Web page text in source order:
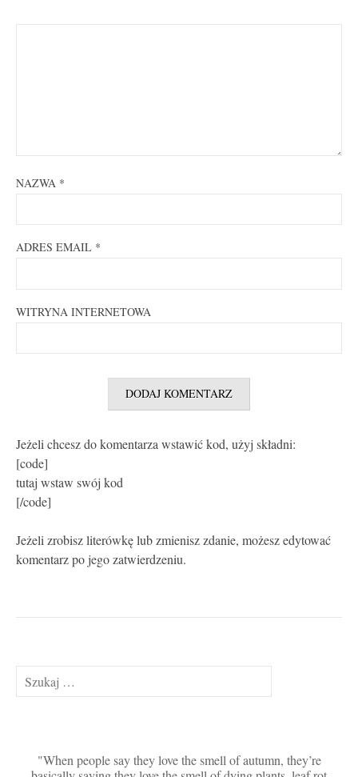
NAZWA *
ADRES EMAIL *
WITRYNA INTERNETOWA
Jeżeli chcesz do komentarza wstawić kod, użyj składni:
[code]
tutaj wstaw swój kod
[/code]
Jeżeli zrobisz literówkę lub zmienisz zdanie, możesz edytować
komentarz po jego zatwierdzeniu.
Szukaj:
When people say they love the smell of autumn, they’re